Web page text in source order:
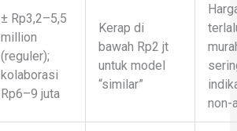
± Rp3,2–5,5
million
(reguler);
kolaborasi
Rp6–9 juta
Kerap di
bawah Rp2 jt
untuk model
“similar”
non-